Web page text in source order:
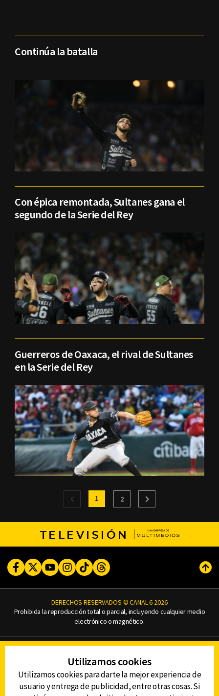
Continúa la batalla
Con épica remontada, Sultanes gana el
segundo de la Serie del Rey
Guerreros de Oaxaca, el rival de Sultanes
en la Serie del Rey
1 2
TELEVISIÓN
FacebookTwitterYoutubeInstagram
TikTokThreads
DERECHOS RESERVADOS © CANAL 6 2026
Prohibida la reproducción total o parcial, incluyendo cualquier medio
electrónico o magnético.
AVISO DE PRIVACIDAD
AVISO LEGAL
DEFENSORÍA DE LAS AUDIENCIAS
Utilizamos cookies
Utilizamos cookies para darte la mejor experiencia de
usuario y entrega de publicidad, entre otras cosas. Si